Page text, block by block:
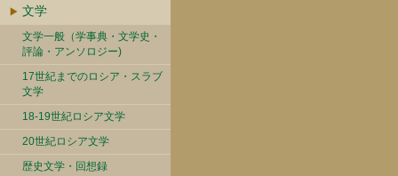
文学
文学一般（学事典・文学史・
評論・アンソロジー)
17世紀までのロシア・スラブ
文学
18-19世紀ロシア文学
20世紀ロシア文学
歴史文学・回想録